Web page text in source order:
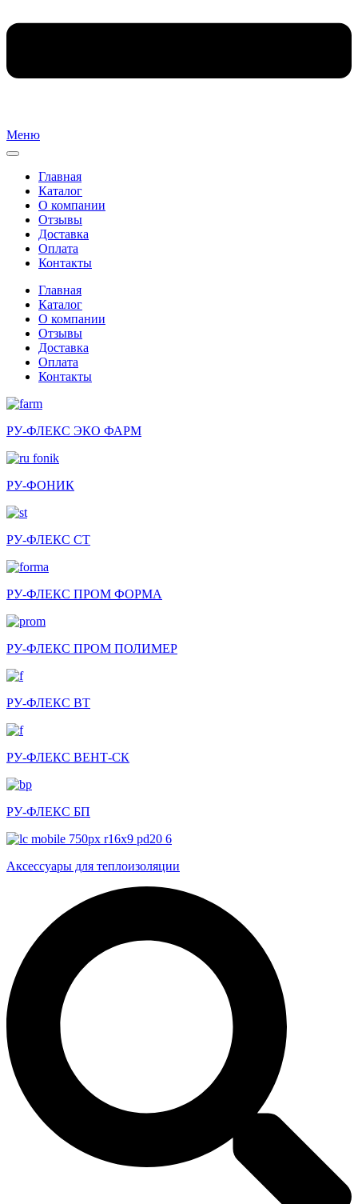
Меню
Главная
Каталог
О компании
Отзывы
Доставка
Оплата
Контакты
Главная
Каталог
О компании
Отзывы
Доставка
Оплата
Контакты
РУ-ФЛЕКС ЭКО ФАРМ
РУ-ФОНИК
РУ-ФЛЕКС СТ
РУ-ФЛЕКС ПРОМ ФОРМА
РУ-ФЛЕКС ПРОМ ПОЛИМЕР
РУ-ФЛЕКС ВТ
РУ-ФЛЕКС ВЕНТ-СК
РУ-ФЛЕКС БП
Аксессуары для теплоизоляции